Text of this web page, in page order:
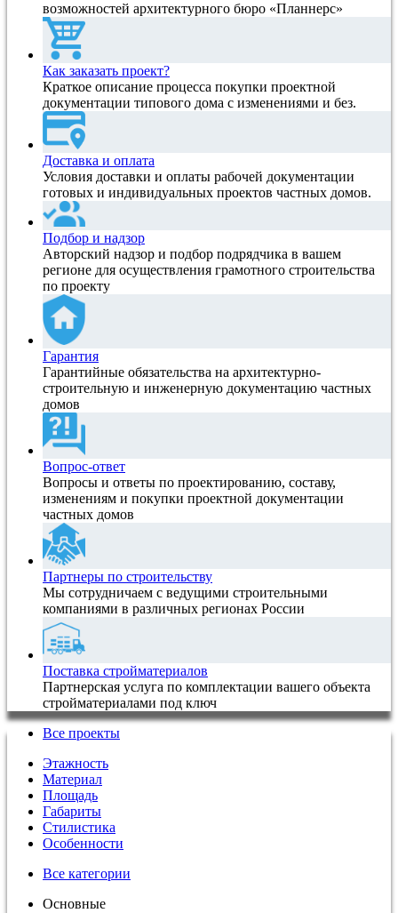
возможностей архитектурного бюро «Планнерс»
Как заказать проект?
Краткое описание процесса покупки проектной
документации типового дома с изменениями и без.
Доставка и оплата
Условия доставки и оплаты рабочей документации
готовых и индивидуальных проектов частных домов.
Подбор и надзор
Авторский надзор и подбор подрядчика в вашем
регионе для осуществления грамотного строительства
по проекту
Гарантия
Гарантийные обязательства на архитектурно-
строительную и инженерную документацию частных
домов
Вопрос-ответ
Вопросы и ответы по проектированию, составу,
изменениям и покупки проектной документации
частных домов
Партнеры по строительству
Мы сотрудничаем с ведущими строительными
компаниями в различных регионах России
Поставка стройматериалов
Партнерская услуга по комплектации вашего объекта
стройматериалами под ключ
Все проекты
Этажность
Материал
Площадь
Габариты
Стилистика
Особенности
Все категории
Основные